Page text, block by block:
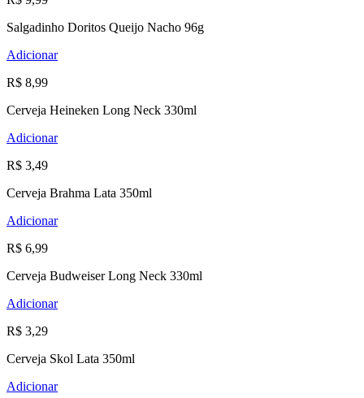
Salgadinho Doritos Queijo Nacho 96g
Adicionar
R$ 8,99
Cerveja Heineken Long Neck 330ml
Adicionar
R$ 3,49
Cerveja Brahma Lata 350ml
Adicionar
R$ 6,99
Cerveja Budweiser Long Neck 330ml
Adicionar
R$ 3,29
Cerveja Skol Lata 350ml
Adicionar